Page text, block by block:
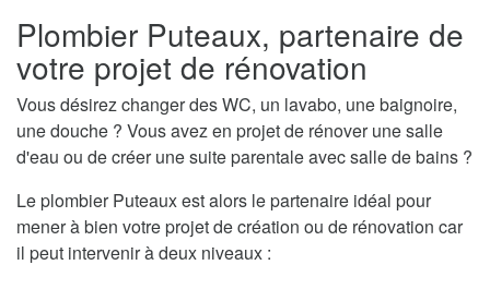
Plombier Puteaux, partenaire de
votre projet de rénovation
Vous désirez changer des WC, un lavabo, une baignoire,
une douche ? Vous avez en projet de rénover une salle
d'eau ou de créer une suite parentale avec salle de bains ?
Le plombier Puteaux est alors le partenaire idéal pour
mener à bien votre projet de création ou de rénovation car
il peut intervenir à deux niveaux :